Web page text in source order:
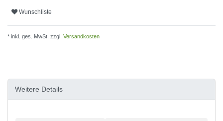
Wunschliste
* inkl. ges. MwSt. zzgl. Versandkosten
Weitere Details